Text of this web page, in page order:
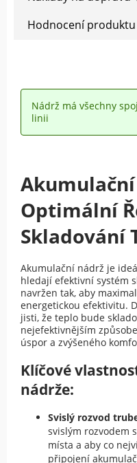
Hodnocení produktu
Nádrž má všechny
linii
Optimální
Skladování
Akumulační nádrž je
hledají efektivní systém
navržen tak, aby
energetickou efektivitu.
jisti, že teplo bude
nejefektivnějším
úspor a zvýšeného
Klíčové
nádrže:
Svislý rozvod
svislým rozvodem
místa a aby co
připojení